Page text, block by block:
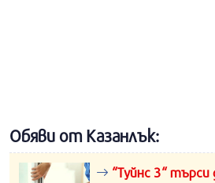
Обяви от Казанлък:
“Туйнс 3“ търси